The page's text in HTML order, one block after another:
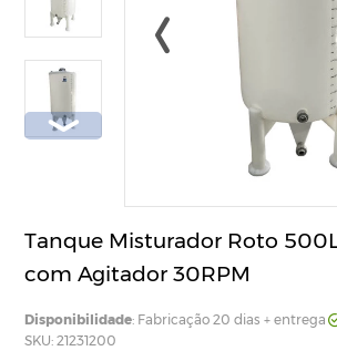
Tanque Misturador Roto
com Agitador 30RPM
Disponibilidade: Fabricação 20 dias + entrega
SKU: 21231200